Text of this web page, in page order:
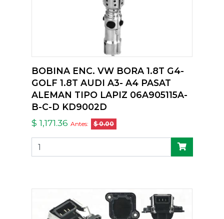
BOBINA ENC. VW BORA 1.8T G4-
GOLF 1.8T AUDI A3- A4 PASAT
ALEMAN TIPO LAPIZ 06A905115A-
B-C-D KD9002D
$ 1,171.36 Antes: $ 0.00